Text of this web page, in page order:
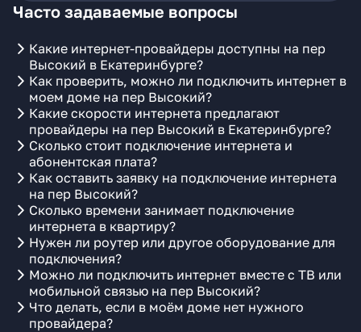
Часто задаваемые вопросы
Какие интернет-провайдеры доступны на пер
Высокий в Екатеринбурге?
Как проверить, можно ли подключить интернет в
моем доме на пер Высокий?
Какие скорости интернета предлагают
провайдеры на пер Высокий в Екатеринбурге?
Сколько стоит подключение интернета и
абонентская плата?
Как оставить заявку на подключение интернета
на пер Высокий?
Сколько времени занимает подключение
интернета в квартиру?
Нужен ли роутер или другое оборудование для
подключения?
Можно ли подключить интернет вместе с ТВ или
мобильной связью на пер Высокий?
Что делать, если в моём доме нет нужного
провайдера?